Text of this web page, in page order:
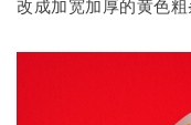
改成加宽加厚的黄色粗